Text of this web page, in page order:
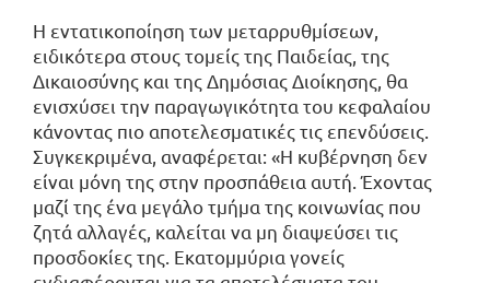
Η εντατικοποίηση των μεταρρυθμίσεων,
ειδικότερα στους τομείς της Παιδείας, της
Δικαιοσύνης και της Δημόσιας Διοίκησης, θα
ενισχύσει την παραγωγικότητα του κεφαλαίου
κάνοντας πιο αποτελεσματικές τις επενδύσεις.
Συγκεκριμένα, αναφέρεται: «Η κυβέρνηση δεν
είναι μόνη της στην προσπάθεια αυτή. Έχοντας
μαζί της ένα μεγάλο τμήμα της κοινωνίας που
ζητά αλλαγές, καλείται να μη διαψεύσει τις
προσδοκίες της. Εκατομμύρια γονείς